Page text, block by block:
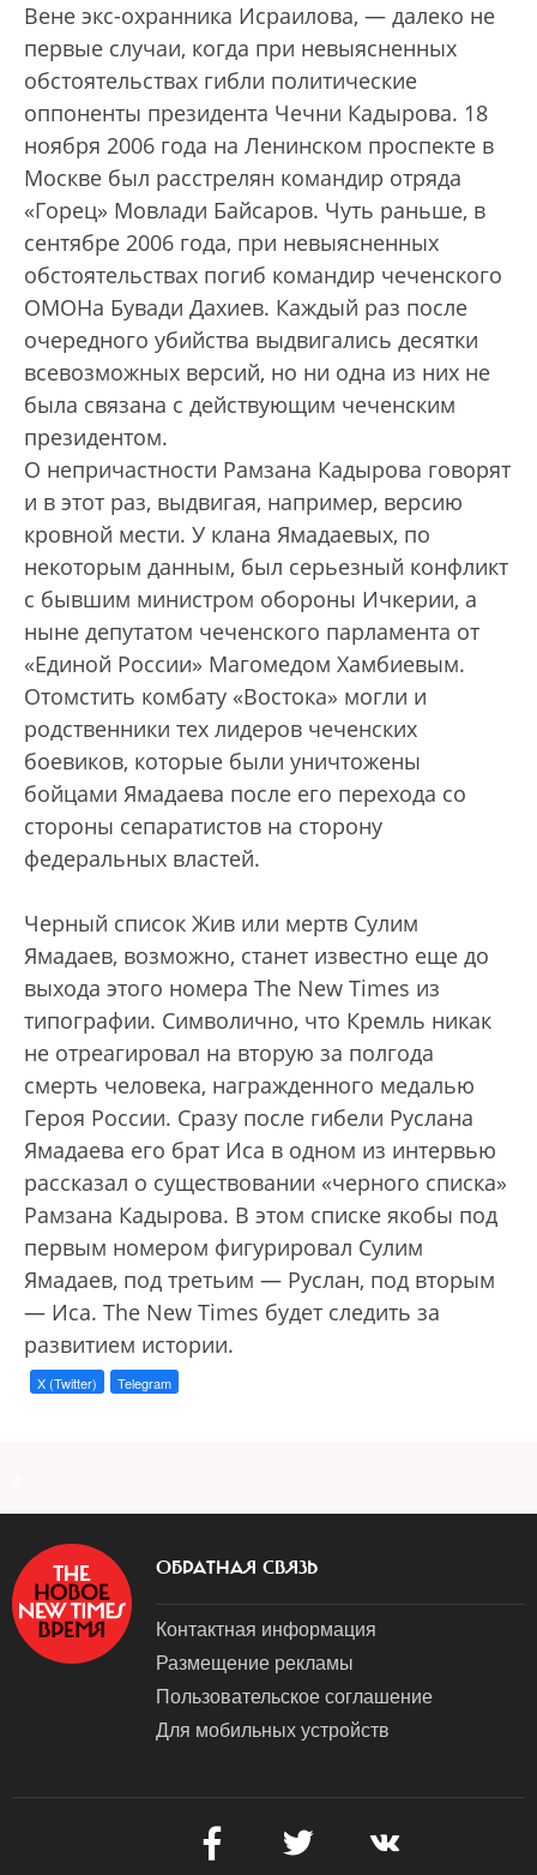
Вене экс-охранника Исраилова, — далеко не
первые случаи, когда при невыясненных
обстоятельствах гибли политические
оппоненты президента Чечни Кадырова. 18
ноября 2006 года на Ленинском проспекте в
Москве был расстрелян командир отряда
«Горец» Мовлади Байсаров. Чуть раньше, в
сентябре 2006 года, при невыясненных
обстоятельствах погиб командир чеченского
ОМОНа Бувади Дахиев. Каждый раз после
очередного убийства выдвигались десятки
всевозможных версий, но ни одна из них не
была связана с действующим чеченским
президентом.
О непричастности Рамзана Кадырова говорят
и в этот раз, выдвигая, например, версию
кровной мести. У клана Ямадаевых, по
некоторым данным, был серьезный конфликт
с бывшим министром обороны Ичкерии, а
ныне депутатом чеченского парламента от
«Единой России» Магомедом Хамбиевым.
Отомстить комбату «Востока» могли и
родственники тех лидеров чеченских
боевиков, которые были уничтожены
бойцами Ямадаева после его перехода со
стороны сепаратистов на сторону
федеральных властей.
Черный список Жив или мертв Сулим
Ямадаев, возможно, станет известно еще до
выхода этого номера The New Times из
типографии. Символично, что Кремль никак
не отреагировал на вторую за полгода
смерть человека, награжденного медалью
Героя России. Сразу после гибели Руслана
Ямадаева его брат Иса в одном из интервью
рассказал о существовании «черного списка»
Рамзана Кадырова. В этом списке якобы под
первым номером фигурировал Сулим
Ямадаев, под третьим — Руслан, под вторым
— Иса. The New Times будет следить за
развитием истории.
X (Twitter) Telegram
ОБРАТНАЯ СВЯЗЬ
Контактная информация
Размещение рекламы
Пользовательское соглашение
Для мобильных устройств